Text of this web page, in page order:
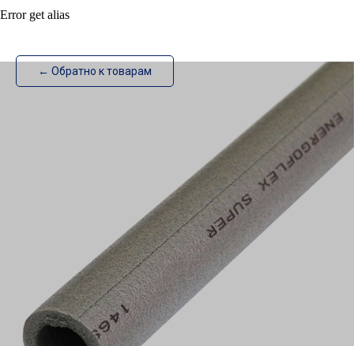
ИзотехПро
← Обратно к товарам
Error get alias